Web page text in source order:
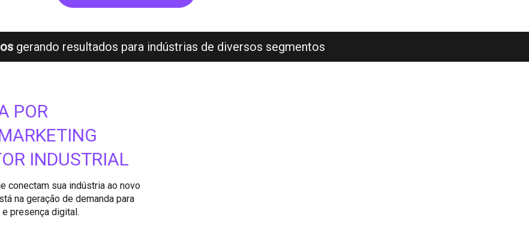
gerando resultados para indústrias de diversos segmentos
POR
INDUSTRIAL
conectam sua indústria ao novo
na geração de demanda para
presença digital.